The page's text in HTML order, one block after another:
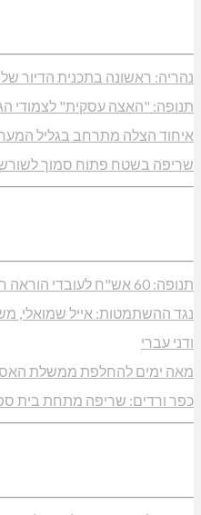
נהריה: ראשונה בתכנית הדיור
תנופה: "האצה עסקית" לצמודי
איחוד הצלה מתרחב בגליל
שריפה בשטח פתוח סמוך
תנופה: 60 אש"ח לעובדי הוראה חדשים
נגד ההשתמטות: אייל שמואלי,
ודני עברי
מאה ימים להחלפת ממשלת
כפר ורדים: שריפה מתחת בית